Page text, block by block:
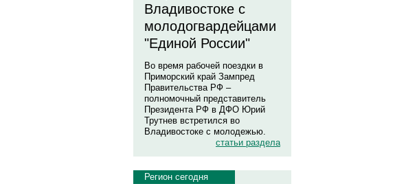
Владивостоке с
молодогвардейцами
"Единой России"
Во время рабочей поездки в
Приморский край Зампред
Правительства РФ –
полномочный представитель
Президента РФ в ДФО Юрий
Трутнев встретился во
Владивостоке с молодежью.
статьи раздела
Регион сегодня